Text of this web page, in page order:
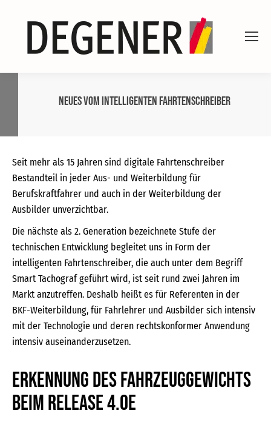
Neues vom intelligenten Fahrtenschreiber
Seit mehr als 15 Jahren sind digitale Fahrtenschreiber
Bestandteil in jeder Aus- und Weiterbildung für
Berufskraftfahrer und auch in der Weiterbildung der
Ausbilder unverzichtbar.
Die nächste als 2. Generation bezeichnete Stufe der
technischen Entwicklung begleitet uns in Form der
intelligenten Fahrtenschreiber, die auch unter dem Begriff
Smart Tachograf geführt wird, ist seit rund zwei Jahren im
Markt anzutreffen. Deshalb heißt es für Referenten in der
BKF-Weiterbildung, für Fahrlehrer und Ausbilder sich intensiv
mit der Technologie und deren rechtskonformer Anwendung
intensiv auseinanderzusetzen.
Erkennung des Fahrzeuggewichts
beim Release 4.0e